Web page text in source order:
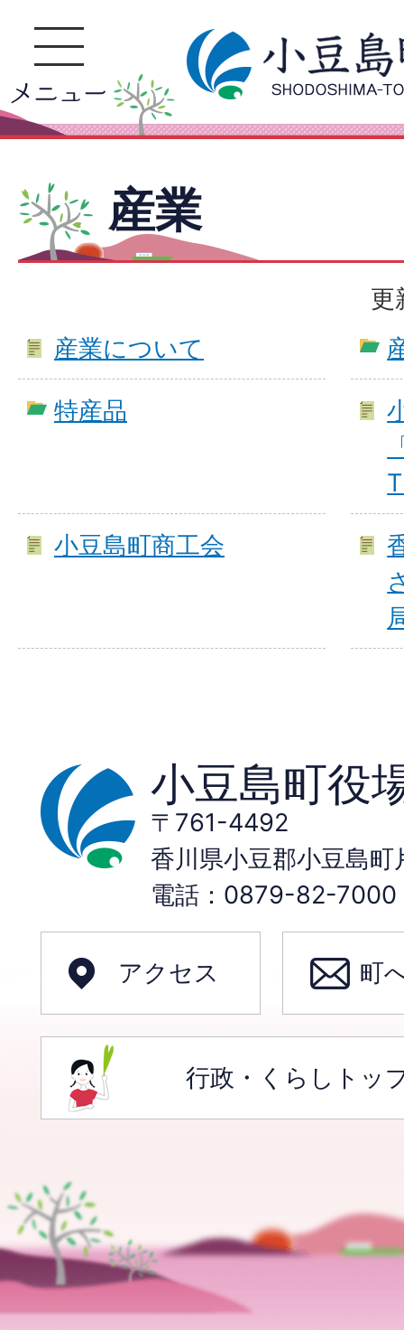
産業
更
産業について
特産品
小豆島町商工会
小豆島町役
〒761-4492
香川県小豆郡小豆島
電話：0879-82-7000
アクセス 町
行政・くらしトッ